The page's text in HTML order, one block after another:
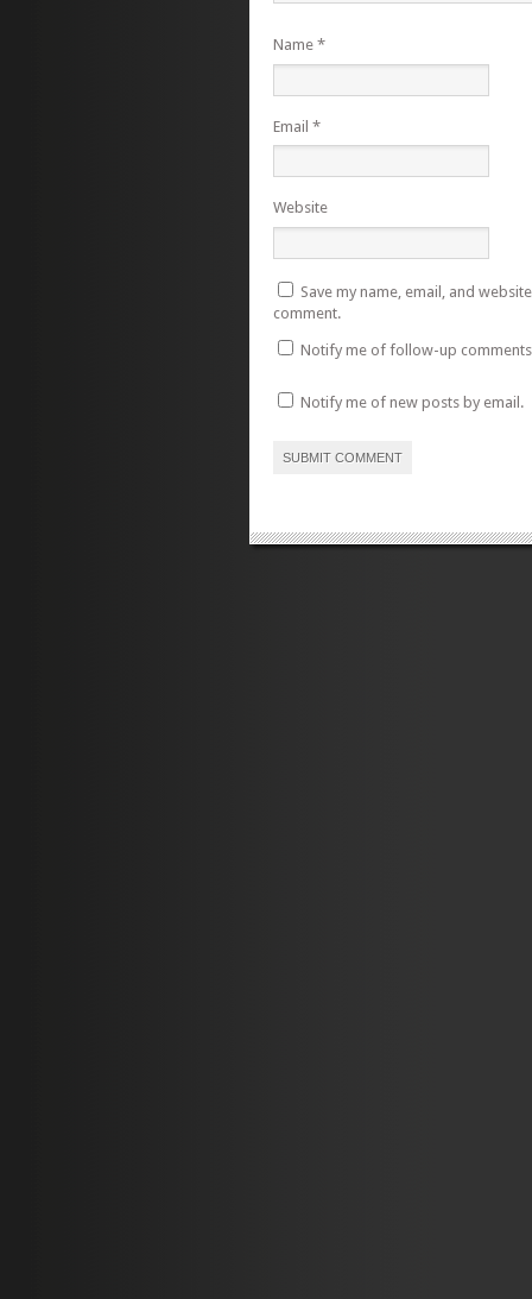
Name *
Email *
Website
Save my name, email, and
comment.
Notify me of follow-up
Notify me of new posts by email.